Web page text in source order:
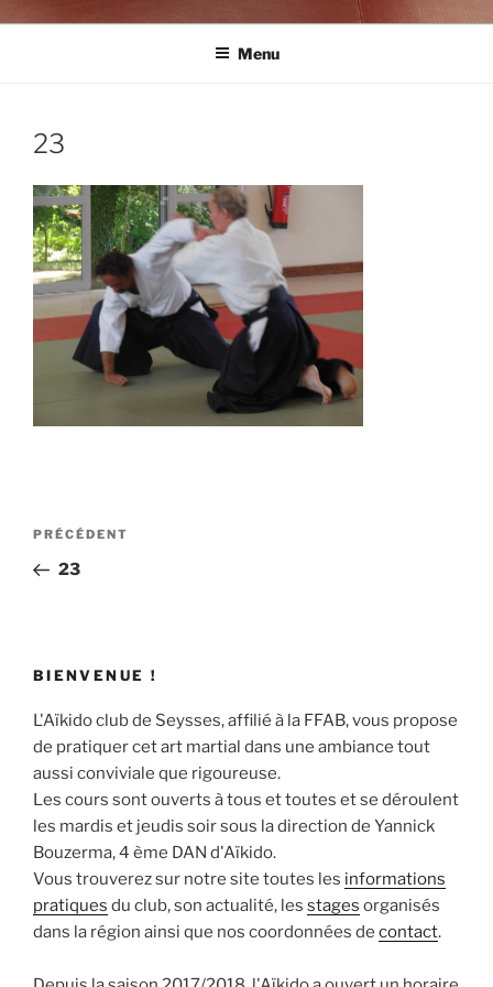
Menu
23
Navigation
l’article
Article
précédent
PRÉCÉDENT
23
BIENVENUE !
L'Aïkido club de Seysses, affilié à la FFAB, vous propose
de pratiquer cet art martial dans une ambiance tout
aussi conviviale que rigoureuse.
Les cours sont ouverts à tous et toutes et se déroulent
les mardis et jeudis soir sous la direction de Yannick
Bouzerma, 4 ème DAN d'Aïkido.
Vous trouverez sur notre site toutes les informations
pratiques du club, son actualité, les stages organisés
dans la région ainsi que nos coordonnées de contact.